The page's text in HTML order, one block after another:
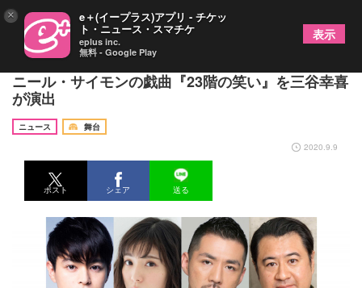
瀬戸康史、松岡茉優、吉原光夫、小手伸也ら出演、
ニール・サイモンの戯曲『23階の笑い』を三谷幸喜
が演出
ニュース
舞台
2020.9.9
ポスト シェア 送る
× e＋(イープラス)アプリ - チケッ
ト・ニュース・スマチケ
eplus inc.
無料 - Google Play
表示